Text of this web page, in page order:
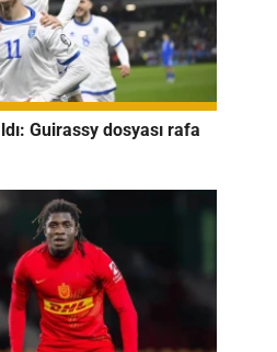
Guirassy dosyası rafa